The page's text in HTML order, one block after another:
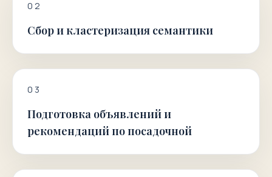
02
Сбор и кластеризация семантики
0 3
Подготовка объявлений и
рекомендаций по посадочной